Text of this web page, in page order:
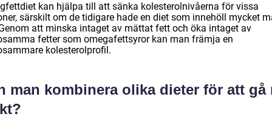
kan hjälpa till att sänka kolesterolnivåerna för vissa
särskilt om de tidigare hade en diet som innehöll mycket
att minska intaget av mättat fett och öka intaget av
fetter som omegafettsyror kan man främja en
kolesterolprofil.
man kombinera olika dieter för att gå